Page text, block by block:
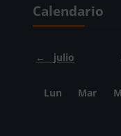
Calendario
← julio
Lunes
Lun Martes
Mar